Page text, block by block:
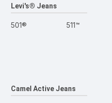
Levi's® Jeans
501® 511™
Camel Active Jeans